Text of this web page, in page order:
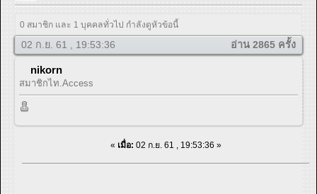
0 สมาชิก และ 1 บุคคลทั่วไป กำลังดูหัวข้อนี้
02 ก.ย. 61 , 19:53:36 อ่าน 2865 ครั้ง
nikorn
สมาชิกไท.Access
« เมื่อ: 02 ก.ย. 61 , 19:53:36 »